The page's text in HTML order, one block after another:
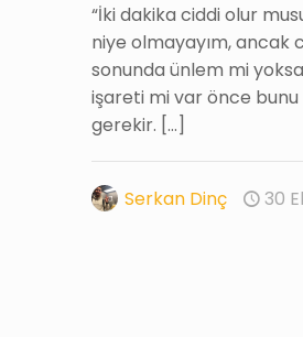
“İki dakika ciddi olur
niye olmayayım, ancak
sonunda ünlem mi
işareti mi var önce
gerekir. […]
Serkan Dinç 30